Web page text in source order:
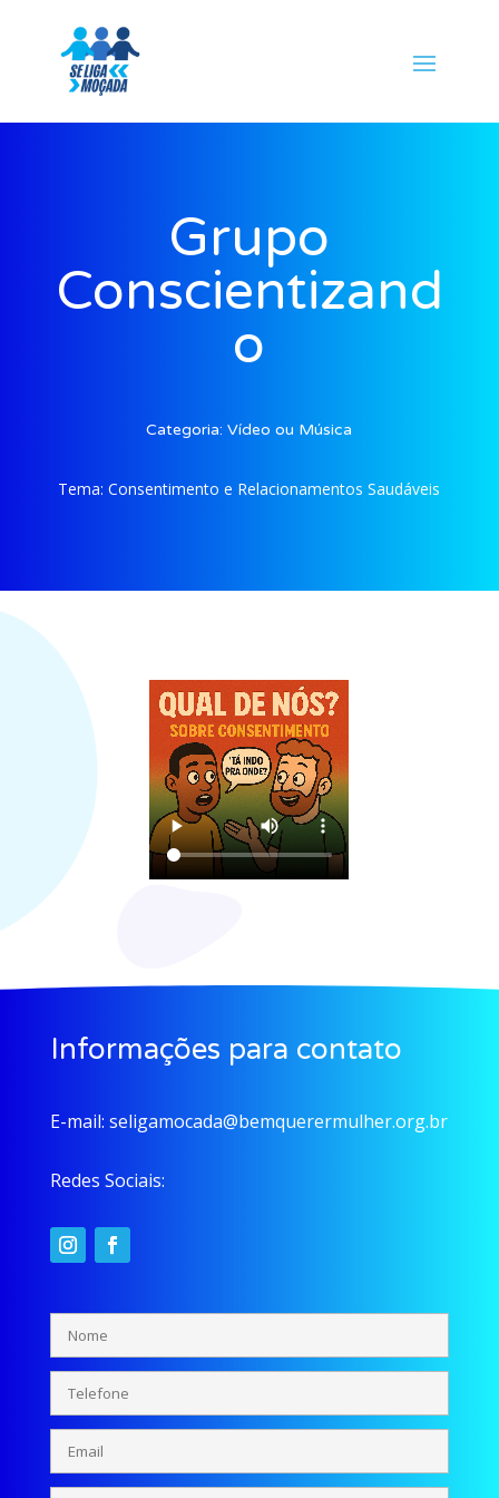
Grupo
Conscientizand
o
Categoria:Vídeo ou Música
Tema:Consentimento e Relacionamentos Saudáveis
Informações para contato
E-mail: seligamocada@bemquerermulher.org.br
Redes Sociais: